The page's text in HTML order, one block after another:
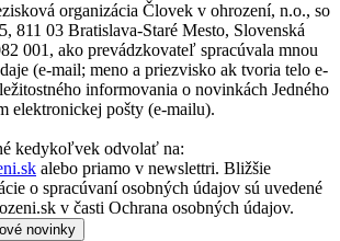
organizácia Človek v ohrození, n.o., so
811 03 Bratislava-Staré Mesto, Slovenská
001, ako prevádzkovateľ spracúvala mnou
(e-mail; meno a priezvisko ak tvoria telo e-
informovania o novinkách Jedného
elektronickej pošty (e-mailu).
kedykoľvek odvolať na:
alebo priamo v newslettri. Bližšie
o spracúvaní osobných údajov sú uvedené
v časti Ochrana osobných údajov.
novinky